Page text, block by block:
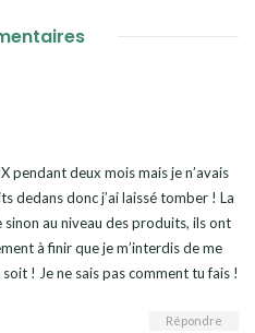
pendant deux mois mais je n’avais
dedans donc j’ai laissé tomber ! La
au niveau des produits, ils ont
à finir que je m’interdis de me
! Je ne sais pas comment tu fais !
Répondre